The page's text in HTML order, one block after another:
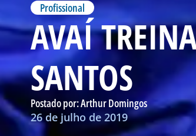
Profissional
AVAÍ
SANTOS
Postado por:Arthur Domingos
26 de julho de 2019